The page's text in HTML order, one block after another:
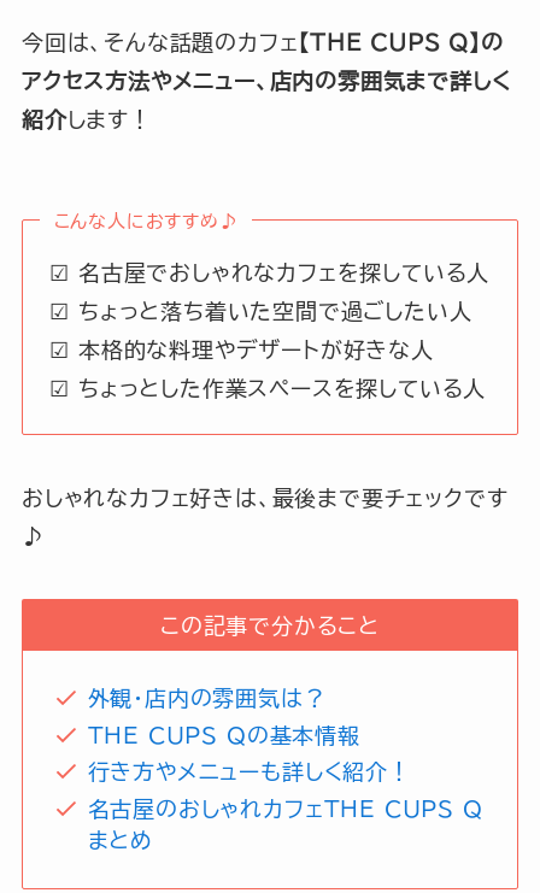
今回は、そんな話題のカフェ 【THE CUPS Q】の
アクセス方法やメニュー、店内の雰囲気まで詳しく
紹介します！
こんな人におすすめ♪
☑ 名古屋でおしゃれなカフェを探している人
☑ ちょっと落ち着いた空間で過ごしたい人
☑ 本格的な料理やデザートが好きな人
☑ ちょっとした作業スペースを探している人
おしゃれなカフェ好きは、最後まで要チェックです
♪
この記事で分かること
外観・店内の雰囲気は？
THE CUPS Qの基本情報
行き方やメニューも詳しく紹介！
名古屋のおしゃれカフェTHE CUPS Q
まとめ